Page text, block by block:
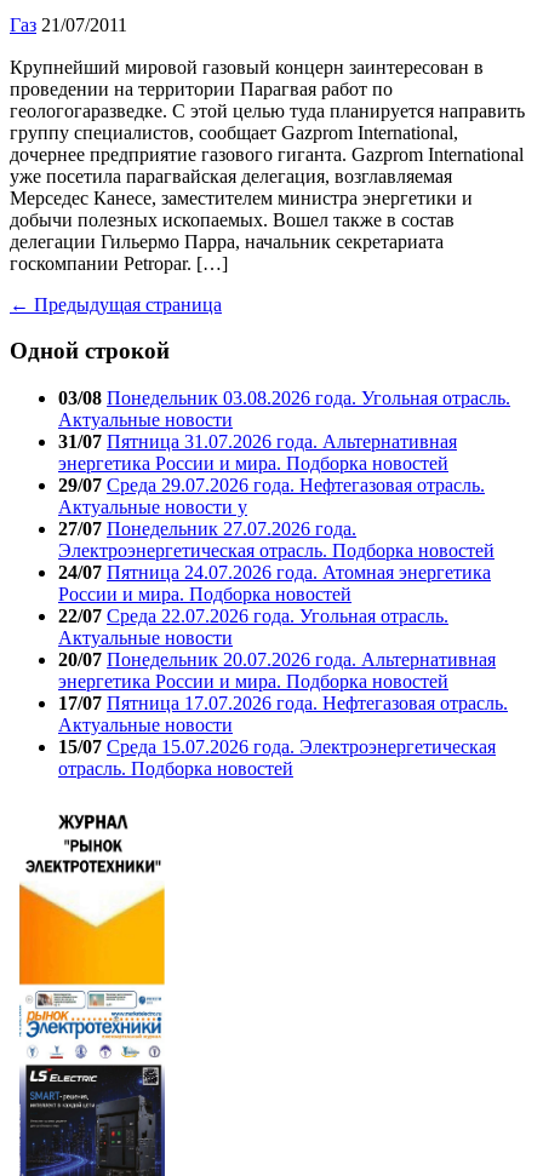
Газ 21/07/2011
Крупнейший мировой газовый концерн заинтересован в
проведении на территории Парагвая работ по
геологогаразведке. С этой целью туда планируется направить
группу специалистов, сообщает Gazprom International,
дочернее предприятие газового гиганта. Gazprom International
уже посетила парагвайская делегация, возглавляемая
Мерседес Канесе, заместителем министра энергетики и
добычи полезных ископаемых. Вошел также в состав
делегации Гильермо Парра, начальник секретариата
госкомпании Petropar. […]
← Предыдущая страница
Одной строкой
03/08 Понедельник 03.08.2026 года. Угольная отрасль.
Актуальные новости
31/07 Пятница 31.07.2026 года. Альтернативная
энергетика России и мира. Подборка новостей
29/07 Среда 29.07.2026 года. Нефтегазовая отрасль.
Актуальные новости у
27/07 Понедельник 27.07.2026 года.
Электроэнергетическая отрасль. Подборка новостей
24/07 Пятница 24.07.2026 года. Атомная энергетика
России и мира. Подборка новостей
22/07 Среда 22.07.2026 года. Угольная отрасль.
Актуальные новости
20/07 Понедельник 20.07.2026 года. Альтернативная
энергетика России и мира. Подборка новостей
17/07 Пятница 17.07.2026 года. Нефтегазовая отрасль.
Актуальные новости
15/07 Среда 15.07.2026 года. Электроэнергетическая
отрасль. Подборка новостей